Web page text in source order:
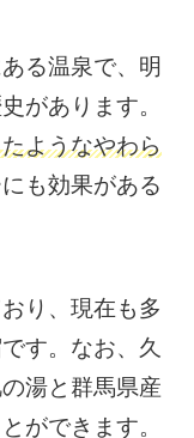
る温泉で、明
があります。
ようなやわら
も効果がある
り、現在も多
す。なお、久
湯と群馬県産
ができます。